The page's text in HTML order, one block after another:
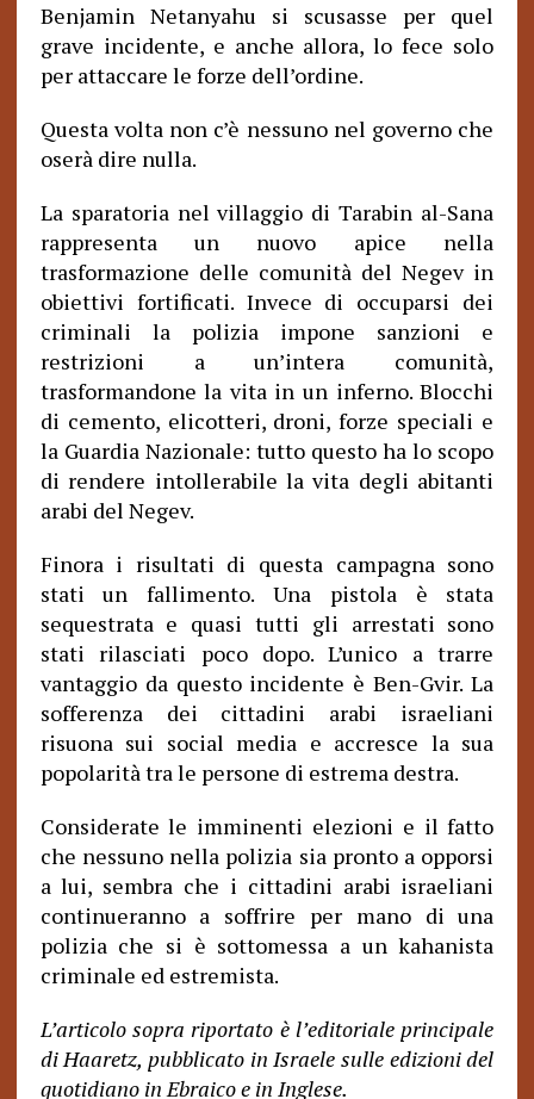
Benjamin Netanyahu si scusasse per quel
grave incidente, e anche allora, lo fece solo
per attaccare le forze dell’ordine.
Questa volta non c’è nessuno nel governo che
oserà dire nulla.
La sparatoria nel villaggio di Tarabin al-Sana
rappresenta un nuovo apice nella
trasformazione delle comunità del Negev in
obiettivi fortificati. Invece di occuparsi dei
criminali la polizia impone sanzioni e
restrizioni a un’intera comunità,
trasformandone la vita in un inferno. Blocchi
di cemento, elicotteri, droni, forze speciali e
la Guardia Nazionale: tutto questo ha lo scopo
di rendere intollerabile la vita degli abitanti
arabi del Negev.
Finora i risultati di questa campagna sono
stati un fallimento. Una pistola è stata
sequestrata e quasi tutti gli arrestati sono
stati rilasciati poco dopo. L’unico a trarre
vantaggio da questo incidente è Ben-Gvir. La
sofferenza dei cittadini arabi israeliani
risuona sui social media e accresce la sua
popolarità tra le persone di estrema destra.
Considerate le imminenti elezioni e il fatto
che nessuno nella polizia sia pronto a opporsi
a lui, sembra che i cittadini arabi israeliani
continueranno a soffrire per mano di una
polizia che si è sottomessa a un kahanista
criminale ed estremista.
L’articolo sopra riportato è l’editoriale principale
di Haaretz, pubblicato in Israele sulle edizioni del
quotidiano in Ebraico e in Inglese.